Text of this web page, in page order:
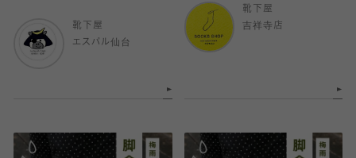
靴下屋
エスパル仙台
靴下屋
吉祥寺店